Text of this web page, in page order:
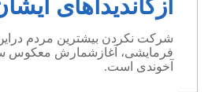
ازکاندیداهای
شرکت نکردن بیشترین مردم دراین
فرمایشی، آغازشمارش معکوس
آخوندی است.